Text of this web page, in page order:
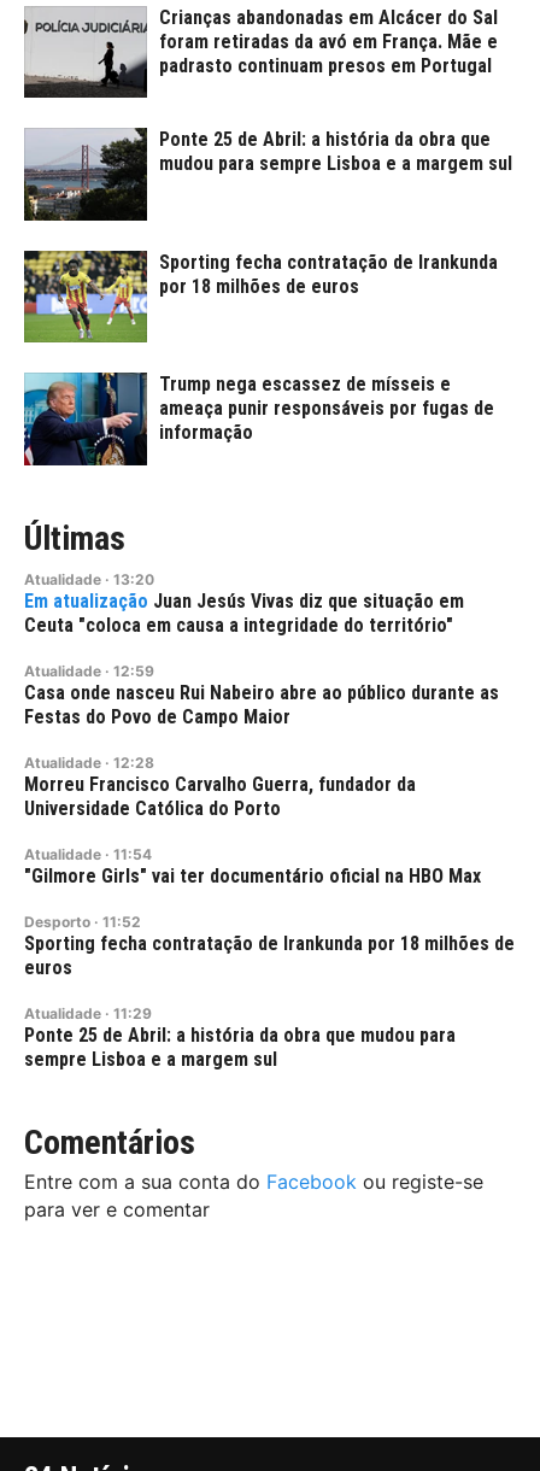
Crianças abandonadas em Alcácer do Sal
foram retiradas da avó em França. Mãe e
padrasto continuam presos em Portugal
Ponte 25 de Abril: a história da obra que
mudou para sempre Lisboa e a margem sul
Sporting fecha contratação de Irankunda
por 18 milhões de euros
Trump nega escassez de mísseis e
ameaça punir responsáveis por fugas de
informação
Últimas
Atualidade · 13:20
Juan Jesús Vivas diz que situação em
Ceuta "coloca em causa a integridade do território"
Atualidade · 12:59
Casa onde nasceu Rui Nabeiro abre ao público durante as
Festas do Povo de Campo Maior
Atualidade · 12:28
Morreu Francisco Carvalho Guerra, fundador da
Universidade Católica do Porto
Atualidade · 11:54
"Gilmore Girls" vai ter documentário oficial na HBO Max
Desporto · 11:52
Sporting fecha contratação de Irankunda por 18 milhões de
euros
Atualidade · 11:29
Ponte 25 de Abril: a história da obra que mudou para
sempre Lisboa e a margem sul
Comentários
Entre com a sua conta do Facebook ou registe-se
para ver e comentar